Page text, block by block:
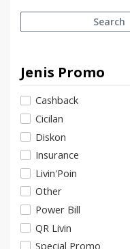
Search
Jenis Promo
Cashback
Cicilan
Diskon
Insurance
Livin'Poin
Other
Power Bill
QR Livin
Special Promo